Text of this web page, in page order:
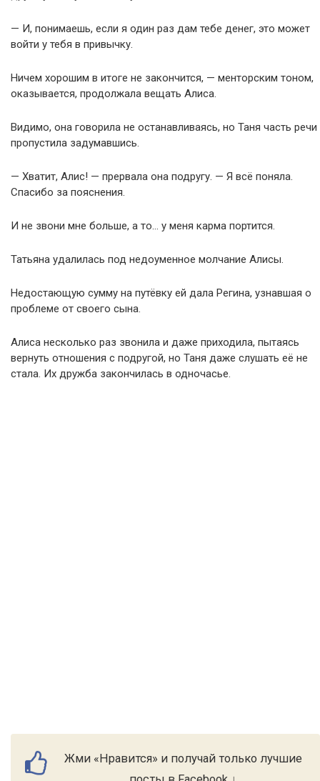
— И, понимаешь, если я один раз дам тебе денег, это может
войти у тебя в привычку.
Ничем хорошим в итоге не закончится, — менторским тоном,
оказывается, продолжала вещать Алиса.
Видимо, она говорила не останавливаясь, но Таня часть речи
пропустила задумавшись.
— Хватит, Алис! — прервала она подругу. — Я всё поняла.
Спасибо за пояснения.
И не звони мне больше, а то… у меня карма портится.
Татьяна удалилась под недоуменное молчание Алисы.
Недостающую сумму на путёвку ей дала Регина, узнавшая о
проблеме от своего сына.
Алиса несколько раз звонила и даже приходила, пытаясь
вернуть отношения с подругой, но Таня даже слушать её не
стала. Их дружба закончилась в одночасье.
Жми «Нравится» и получай только лучшие